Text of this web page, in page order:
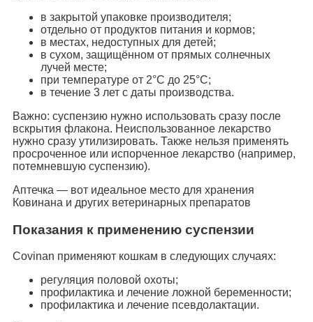
в закрытой упаковке производителя;
отдельно от продуктов питания и кормов;
в местах, недоступных для детей;
в сухом, защищённом от прямых солнечных
лучей месте;
при температуре от 2°C до 25°C;
в течение 3 лет с даты производства.
Важно: суспензию нужно использовать сразу после
вскрытия флакона. Неиспользованное лекарство
нужно сразу утилизировать. Также нельзя применять
просроченное или испорченное лекарство (например,
потемневшую суспензию).
Аптечка — вот идеальное место для хранения
Ковинана и других ветеринарных препаратов
Показания к применению суспензии
Covinan применяют кошкам в следующих случаях:
регуляция половой охоты;
профилактика и лечение ложной беременности;
профилактика и лечение псевдолактации.